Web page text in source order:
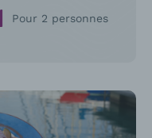
Pour 2 personnes